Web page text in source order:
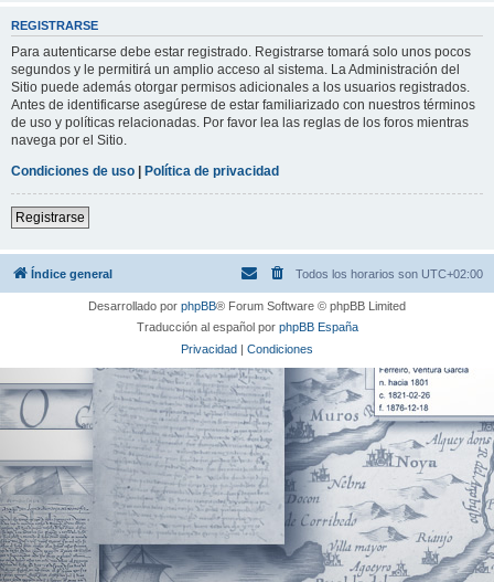
REGISTRARSE
Para autenticarse debe estar registrado. Registrarse tomará solo unos pocos
segundos y le permitirá un amplio acceso al sistema. La Administración del
Sitio puede además otorgar permisos adicionales a los usuarios registrados.
Antes de identificarse asegúrese de estar familiarizado con nuestros términos
de uso y políticas relacionadas. Por favor lea las reglas de los foros mientras
navega por el Sitio.
Condiciones de uso | Política de privacidad
Registrarse
Índice general Todos los horarios son UTC+02:00
Desarrollado por phpBB® Forum Software © phpBB Limited
Traducción al español por phpBB España
Privacidad | Condiciones